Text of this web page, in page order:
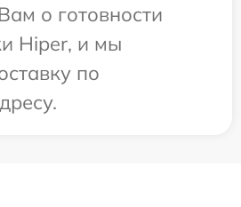
о готовности
Hiper, и мы
по